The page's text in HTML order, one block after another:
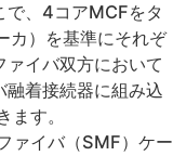
で、4コアMCFをタ
カ）を基準にそれぞ
イバ双方において
着接続器に組み込
す。
ァイバ（SMF）ケー